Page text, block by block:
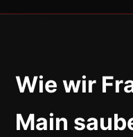
Wie wir
Main